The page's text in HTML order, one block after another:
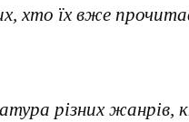
хто їх вже
різних жанрів,